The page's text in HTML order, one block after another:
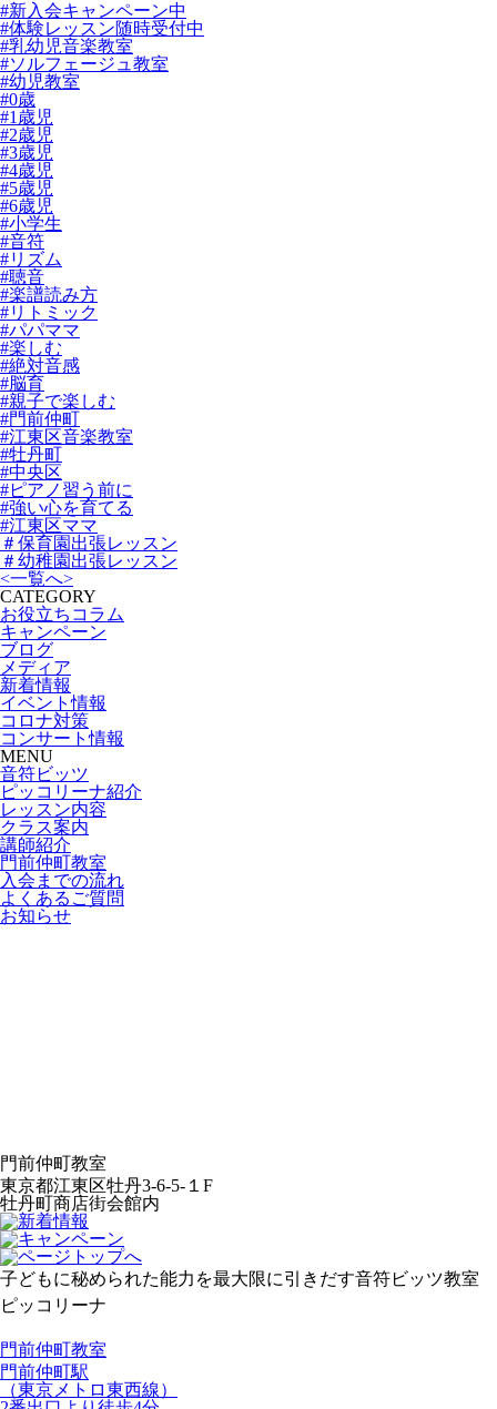
#新入会キャンペーン中
#体験レッスン随時受付中
#乳幼児音楽教室
#ソルフェージュ教室
#幼児教室
#0歳
#1歳児
#2歳児
#3歳児
#4歳児
#5歳児
#6歳児
#小学生
#音符
#リズム
#聴音
#楽譜読み方
#リトミック
#パパママ
#楽しむ
#絶対音感
#脳育
#親子で楽しむ
#門前仲町
#江東区音楽教室
#牡丹町
#中央区
#ピアノ習う前に
#強い心を育てる
#江東区ママ
＃保育園出張レッスン
＃幼稚園出張レッスン
<一覧へ>
CATEGORY
お役立ちコラム
キャンペーン
ブログ
メディア
新着情報
イベント情報
コロナ対策
コンサート情報
MENU
音符ビッツ
ピッコリーナ紹介
レッスン内容
クラス案内
講師紹介
門前仲町教室
入会までの流れ
よくあるご質問
お知らせ
門前仲町教室
東京都江東区牡丹3-6-5-１F
牡丹町商店街会館内
子どもに秘められた能力を最大限に引きだす音符ビッツ教室
ピッコリーナ
門前仲町教室
門前仲町駅
（東京メトロ東西線）